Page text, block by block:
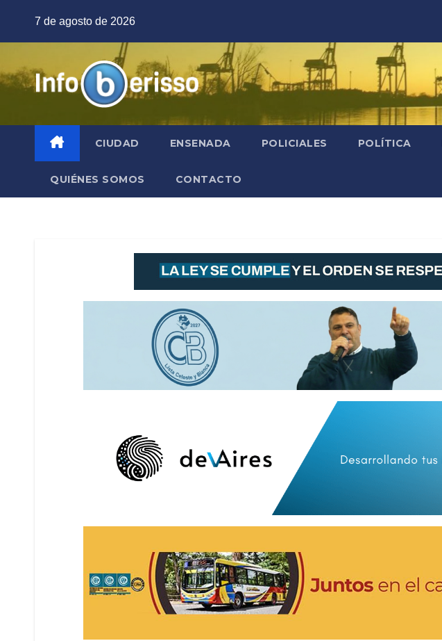
7 de agosto de 2026
CIUDAD ENSENADA POLICIALES POLÍTICA
QUIÉNES SOMOS CONTACTO